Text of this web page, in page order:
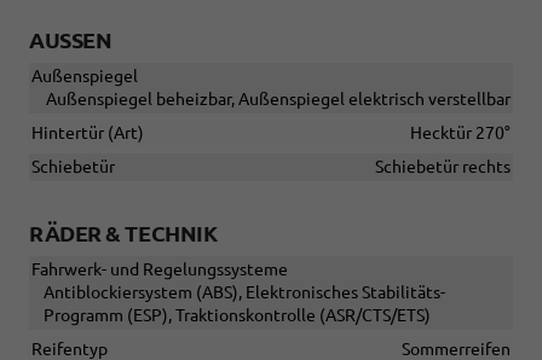
AUSSEN
Außenspiegel
Außenspiegel beheizbar, Außenspiegel elektrisch verstellbar
Hintertür (Art)
Hecktür 270°
Schiebetür
Schiebetür rechts
RÄDER & TECHNIK
Fahrwerk- und Regelungssysteme
Antiblockiersystem (ABS), Elektronisches Stabilitäts-
Programm (ESP), Traktionskontrolle (ASR/CTS/ETS)
Reifentyp
Sommerreifen